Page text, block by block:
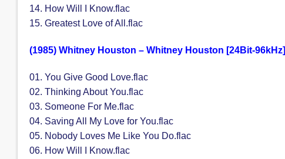
14. How Will I Know.flac
15. Greatest Love of All.flac
(1985) Whitney Houston – Whitney Houston [24Bit-96kHz]
01. You Give Good Love.flac
02. Thinking About You.flac
03. Someone For Me.flac
04. Saving All My Love for You.flac
05. Nobody Loves Me Like You Do.flac
06. How Will I Know.flac